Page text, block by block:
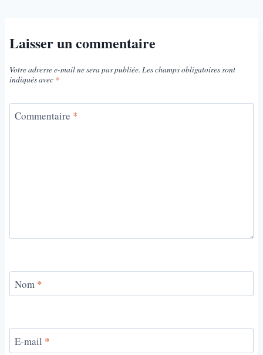
Laisser un commentaire
Votre adresse e-mail ne sera pas publiée. Les champs obligatoires sont
indiqués avec *
Commentaire *
Nom *
E-mail *